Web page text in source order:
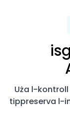
Uża l-
tippreserva l-